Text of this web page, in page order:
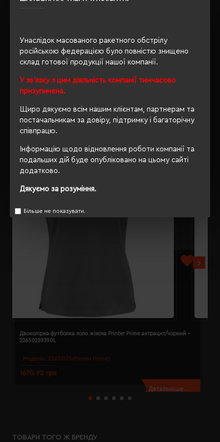
Унаслідок масованого ракетного обстрілу
російською федерацією було повністю знищено
склад готової продукції нашої компанії.
У зв'язку з цим діяльність компанії тимчасово
призупинена.
Щиро дякуємо всім нашим клієнтам, партнерам та
постачальникам за довіру, підтримку і багаторічну
співпрацю.
Інформацію щодо відновлення роботи компанії та
подальших дій буде опубліковано на цьому сайті
додатково.
Дякуємо за розуміння.
Більше не показувати.
100
РЕКОМЕНДУЄМО
Модель: 2265025(Printer Prime)
Двоколірна футболка поло жіноча Printer Prime антрацит/чорний -
22650259390L
1670.92 грн
Детальніше...
ТОВАРИ ТОГО Ж БРЕНДУ